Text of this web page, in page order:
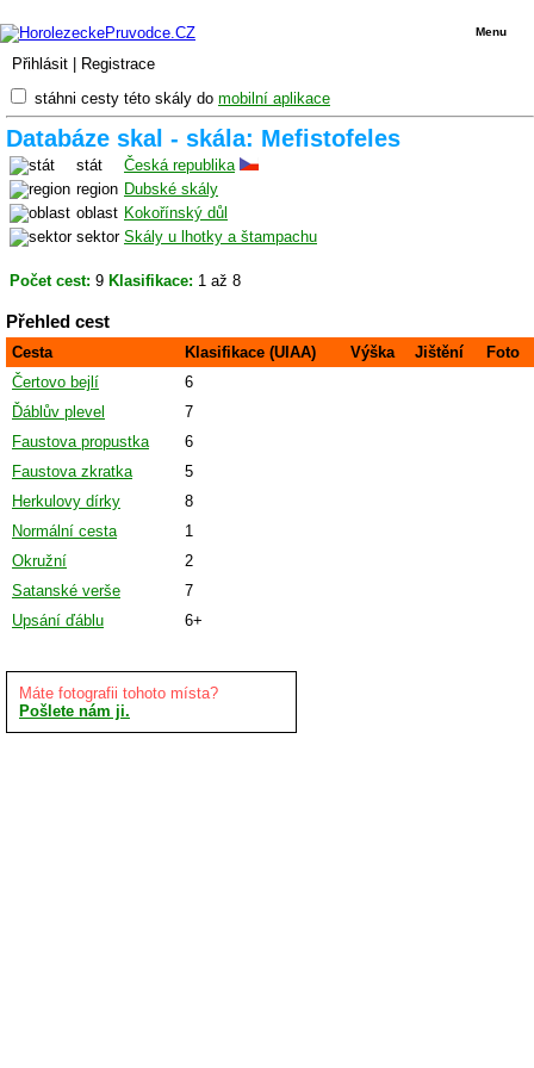
Přihlásit Registrace
Menu
stáhni cesty této skály do mobilní aplikace
Databáze skal - skála: Mefistofeles
stát
Česká republika
region Dubské skály
oblast Kokořínský důl
sektor Skály u lhotky a štampachu
Počet cest: 9 Klasifikace: 1 až 8
Přehled cest
Cesta Klasifikace (UIAA) Výška Jištění
Foto
Čertovo bejlí
6
Ďáblův plevel
7
Faustova propustka
6
Faustova zkratka
5
Herkulovy dírky
8
Normální cesta
1
Okružní
2
Satanské verše
7
Upsání ďáblu
6+
Máte fotografii tohoto místa?
Pošlete nám ji.